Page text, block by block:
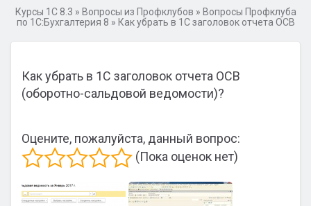
Курсы 1С 8.3 » Вопросы из Профклубов » Вопросы Профклуба
по 1С:Бухгалтерия 8 » Как убрать в 1С заголовок отчета ОСВ
Как убрать в 1С заголовок отчета ОСВ
(оборотно-сальдовой ведомости)?
Оцените, пожалуйста, данный вопрос:
(Пока оценок нет)